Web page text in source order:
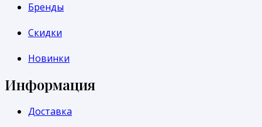
Бренды
Скидки
Новинки
Информация
Доставка